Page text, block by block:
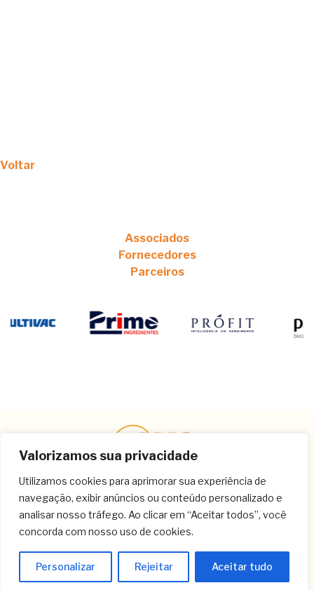
Valorizamos sua privacidade
Utilizamos cookies para aprimorar sua experiência de
navegação, exibir anúncios ou conteúdo personalizado e
analisar nosso tráfego. Ao clicar em “Aceitar todos”, você
concorda com nosso uso de cookies.
Personalizar Rejeitar Aceitar tudo
Voltar
Associados
Fornecedores
Parceiros
Contato
(11) 3259-8266